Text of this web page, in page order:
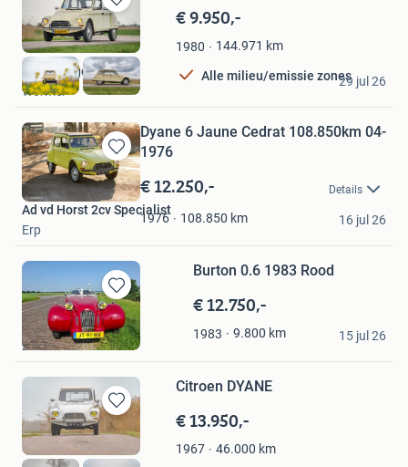
Bewaren
in
Mijn
Favorieten
€ 9.950,-
1980 144.971 km
Alle milieu/emissie zones
2CVGarage
Wormer
29 jul 26
Bewaren
in
Mijn
Favorieten
Dyane 6 Jaune Cedrat 108.850km 04-
1976
€ 12.250,- Details
1976 108.850 km
Ad vd Horst 2cv Specialist
Erp
16 jul 26
Bewaren
in
Mijn
Favorieten
Burton 0.6 1983 Rood
€ 12.750,-
1983 9.800 km
klaas
Zeewolde
15 jul 26
Bewaren
in
Citroen DYANE
€ 13.950,-
1967 46.000 km